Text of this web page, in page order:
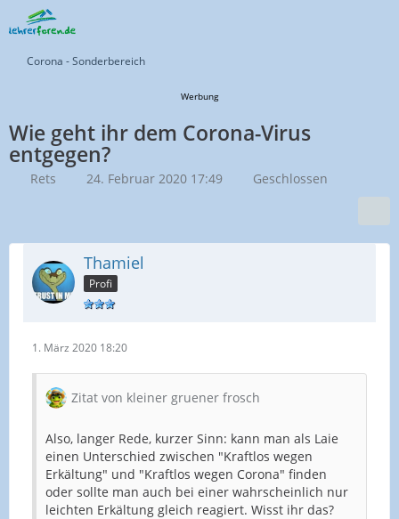
Corona - Sonderbereich
Werbung
Wie geht ihr dem Corona-Virus
entgegen?
Rets 24. Februar 2020 17:49 Geschlossen
Thamiel
Profi
1. März 2020 18:20
Zitat von kleiner gruener frosch
Also, langer Rede, kurzer Sinn: kann man als Laie
einen Unterschied zwischen "Kraftlos wegen
Erkältung" und "Kraftlos wegen Corona" finden
oder sollte man auch bei einer wahrscheinlich nur
leichten Erkältung gleich reagiert. Wisst ihr das?